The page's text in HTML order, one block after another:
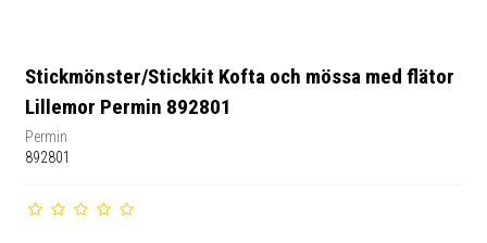
Stickmönster/Stickkit Kofta och mössa med flätor
Lillemor Permin 892801
Permin
892801